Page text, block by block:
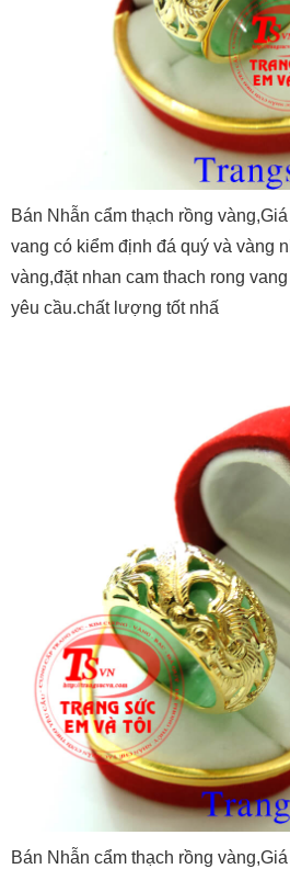
Bán Nhẫn cẩm thạch rồng
vang có kiểm định đá quý và vàng
vàng,đặt nhan cam thach rong
yêu cầu.chất lượng tốt nhấ
Bán Nhẫn cẩm thạch rồng